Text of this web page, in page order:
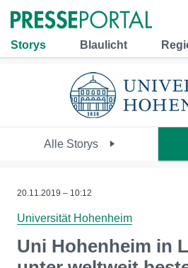
Storys Blaulicht
Alle Storys
20.11.2019 – 10:12
Universität Hohenheim
Uni Hohenheim in